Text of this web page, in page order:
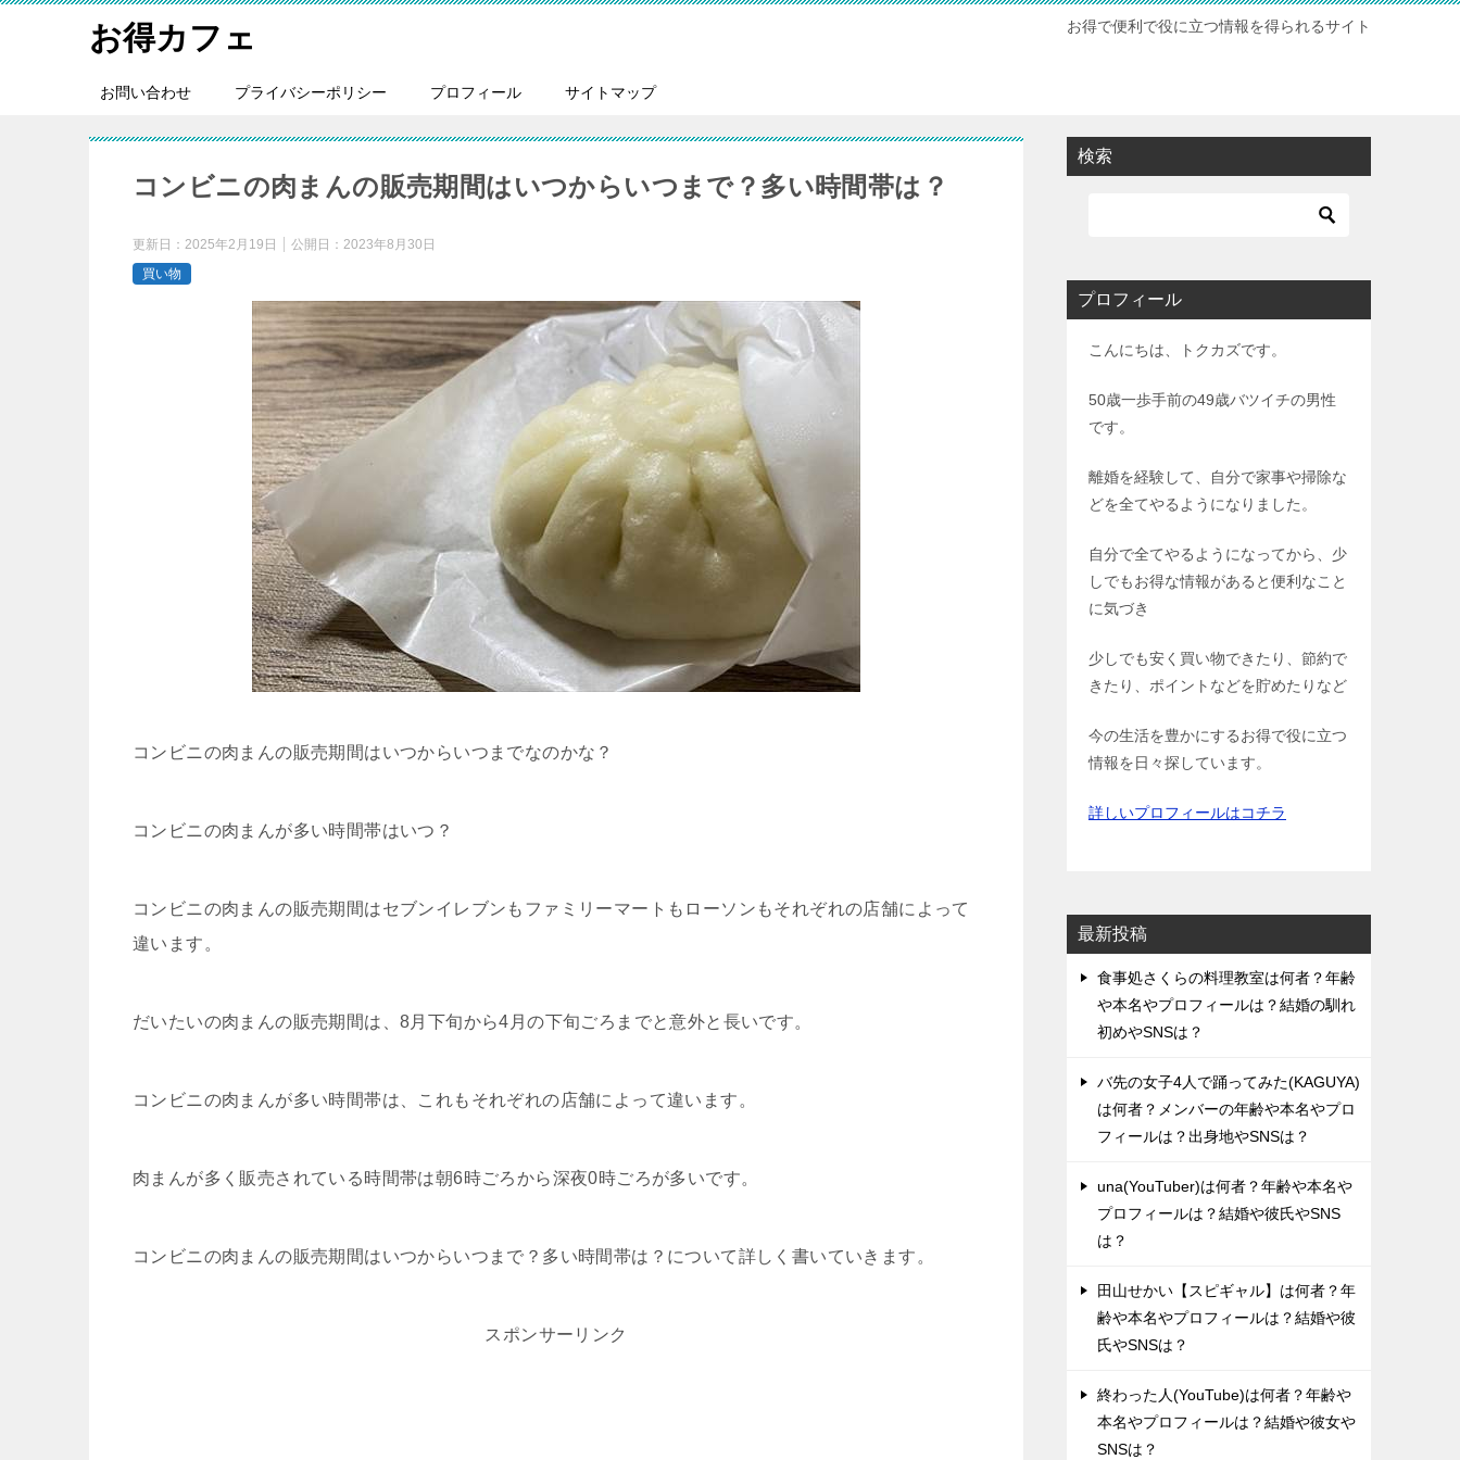
お得カフェ お得で便利で役に立つ情報を得られるサイト
お問い合わせ プライバシーポリシー プロフィール サイトマップ
コンビニの肉まんの販売期間はいつからいつまで？多い時間帯は？
更新日： 2025年2月19日 公開日： 2023年8月30日
買い物
コンビニの肉まんの販売期間はいつからいつまでなのかな？
コンビニの肉まんが多い時間帯はいつ？
コンビニの肉まんの販売期間はセブンイレブンもファミリーマートもローソンもそれぞれの店舗によって
違います。
だいたいの肉まんの販売期間は、8月下旬から4月の下旬ごろまでと意外と長いです。
コンビニの肉まんが多い時間帯は、これもそれぞれの店舗によって違います。
肉まんが多く販売されている時間帯は朝6時ごろから深夜0時ごろが多いです。
コンビニの肉まんの販売期間はいつからいつまで？多い時間帯は？について詳しく書いていきます。
スポンサーリンク
検索
プロフィール
こんにちは、トクカズです。
50歳一歩手前の49歳バツイチの男性
です。
離婚を経験して、自分で家事や掃除な
どを全てやるようになりました。
自分で全てやるようになってから、少
しでもお得な情報があると便利なこと
に気づき
少しでも安く買い物できたり、節約で
きたり、ポイントなどを貯めたりなど
今の生活を豊かにするお得で役に立つ
情報を日々探しています。
詳しいプロフィールはコチラ
最新投稿
食事処さくらの料理教室は何者？年齢
や本名やプロフィールは？結婚の馴れ
初めやSNSは？
バ先の女子4人で踊ってみた(KAGUYA)
は何者？メンバーの年齢や本名やプロ
フィールは？出身地やSNSは？
una(YouTuber)は何者？年齢や本名や
プロフィールは？結婚や彼氏やSNS
は？
田山せかい【スピギャル】は何者？年
齢や本名やプロフィールは？結婚や彼
氏やSNSは？
終わった人(YouTube)は何者？年齢や
本名やプロフィールは？結婚や彼女や
SNSは？